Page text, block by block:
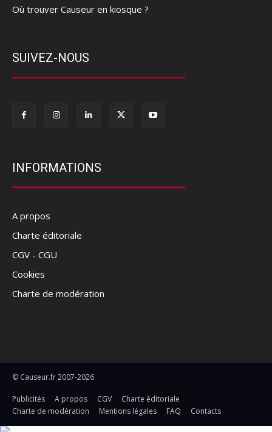
Où trouver Causeur en kiosque ?
SUIVEZ-NOUS
INFORMATIONS
A propos
Charte éditoriale
CGV - CGU
Cookies
Charte de modération
© Causeur.fr 2007-2026
Publicités A propos CGV
Charte éditoriale
Charte de modération
Mentions légales FAQ Contacts